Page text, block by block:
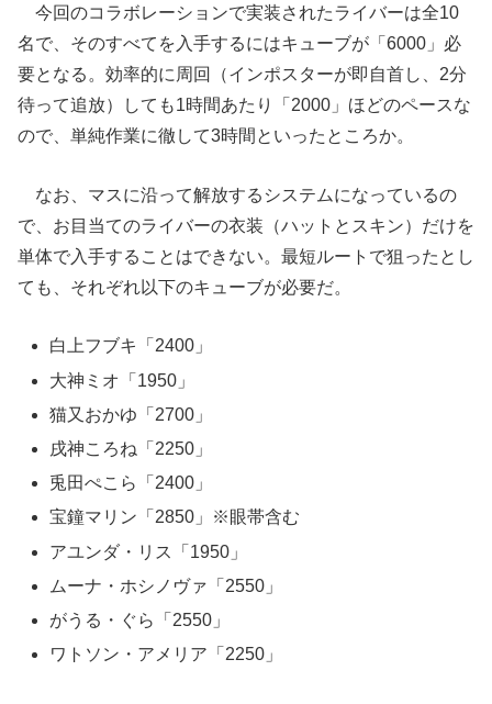
今回のコラボレーションで実装されたライバーは全10
名で、そのすべてを入手するにはキューブが「6000」必
要となる。効率的に周回（インポスターが即自首し、2分
待って追放）しても1時間あたり「2000」ほどのペースな
ので、単純作業に徹して3時間といったところか。
なお、マスに沿って解放するシステムになっているの
で、お目当てのライバーの衣装（ハットとスキン）だけを
単体で入手することはできない。最短ルートで狙ったとし
ても、それぞれ以下のキューブが必要だ。
白上フブキ「2400」
大神ミオ「1950」
猫又おかゆ「2700」
戌神ころね「2250」
兎田ぺこら「2400」
宝鐘マリン「2850」※眼帯含む
アユンダ・リス「1950」
ムーナ・ホシノヴァ「2550」
がうる・ぐら「2550」
ワトソン・アメリア「2250」